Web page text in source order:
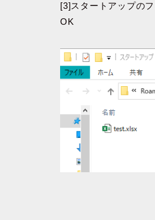
[3]スタートアップの
OK